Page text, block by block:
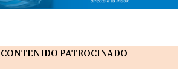
CONTENIDO PATROCINADO